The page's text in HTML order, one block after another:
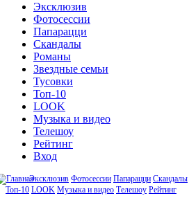
Эксклюзив
Фотосессии
Папарацци
Скандалы
Романы
Звездные семьи
Тусовки
Топ-10
LOOK
Музыка и видео
Телешоу
Рейтинг
Вход
Эксклюзив Фотосессии Папарацци Скандалы
Топ-10 LOOK Музыка и видео Телешоу Рейтинг